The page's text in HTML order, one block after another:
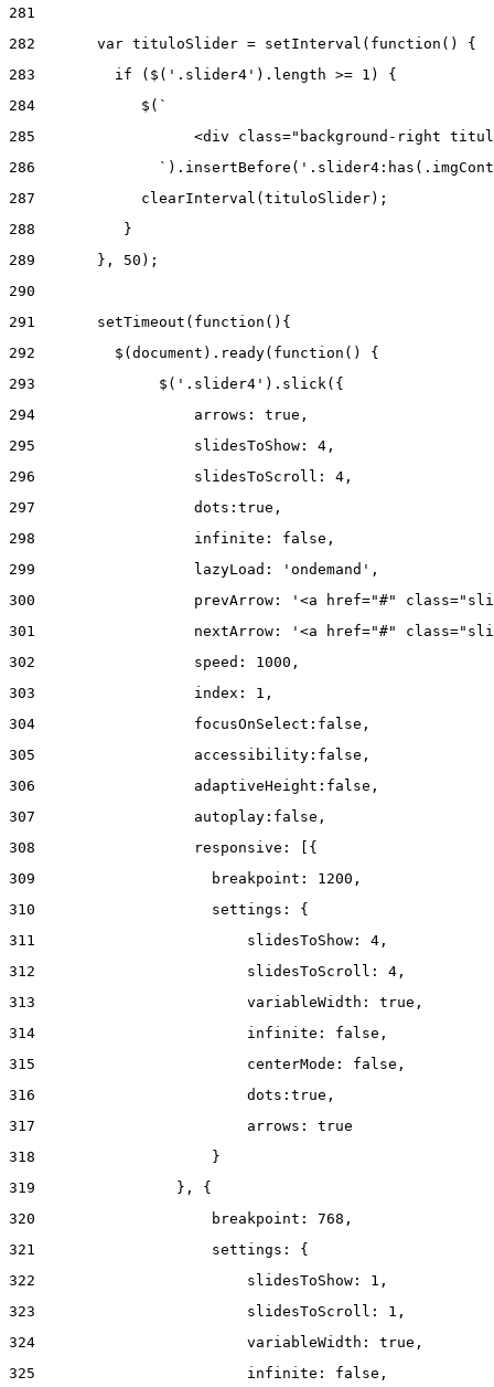
281
282
       var tituloSlider = setInterval(function() {
283
         if ($('.slider4').length >= 1) {
284
            $(`
285
<div class="background-right
286
287
            clearInterval(tituloSlider);
288
          }
289
       }, 50);
290
291
       setTimeout(function(){
292
         $(document).ready(function() {
293
              $('.slider4').slick({
294
                  arrows: true,
295
                  slidesToShow: 4,
296
                  slidesToScroll: 4,
297
                  dots:true,
298
                  infinite: false,
299
                  lazyLoad: 'ondemand',
300
prevArrow: '<a href="#"
301
nextArrow: '<a href="#"
302
                  speed: 1000,
303
                  index: 1,
304
                  focusOnSelect:false,
305
                  accessibility:false,
306
                  adaptiveHeight:false,
307
                  autoplay:false,
308
                  responsive: [{
309
                    breakpoint: 1200,
310
                    settings: {
311
                        slidesToShow: 4,
312
                        slidesToScroll: 4,
313
                        variableWidth: true,
314
                        infinite: false,
315
                        centerMode: false,
316
                        dots:true,
317
                        arrows: true
318
                    }
319
                }, {
320
                    breakpoint: 768,
321
                    settings: {
322
                        slidesToShow: 1,
323
                        slidesToScroll: 1,
324
                        variableWidth: true,
325
                        infinite: false,